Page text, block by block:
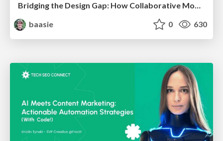
Bridging the Design Gap: How Collaborative Modelling removes blockers to flow between stakeholders and teams @FastFlow conf
baasie
0 630